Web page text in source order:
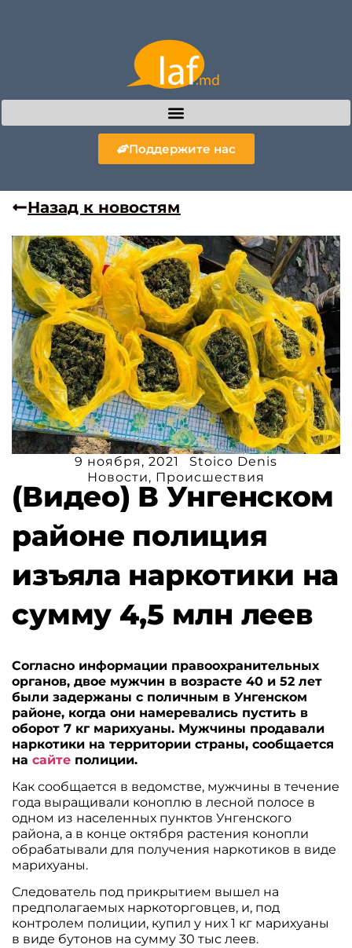
Поддержите нас
Назад к новостям
9 ноября, 2021
Stoico Denis
Новости, Происшествия
(Видео) В Унгенском
районе полиция
изъяла наркотики на
сумму 4,5 млн леев
Согласно информации правоохранительных
органов, двое мужчин в возрасте 40 и 52 лет
были задержаны с поличным в Унгенском
районе, когда они намеревались пустить в
оборот 7 кг марихуаны. Мужчины продавали
наркотики на территории страны, сообщается
насайте полиции.
Как сообщается в ведомстве, мужчины в течение
года выращивали коноплю в лесной полосе в
одном из населенных пунктов Унгенского
района, а в конце октября растения конопли
обрабатывали для получения наркотиков в виде
марихуаны.
Следователь под прикрытием вышел на
предполагаемых наркоторговцев, и, под
контролем полиции, купил у них 1 кг марихуаны
в виде бутонов на сумму 30 тыс леев.